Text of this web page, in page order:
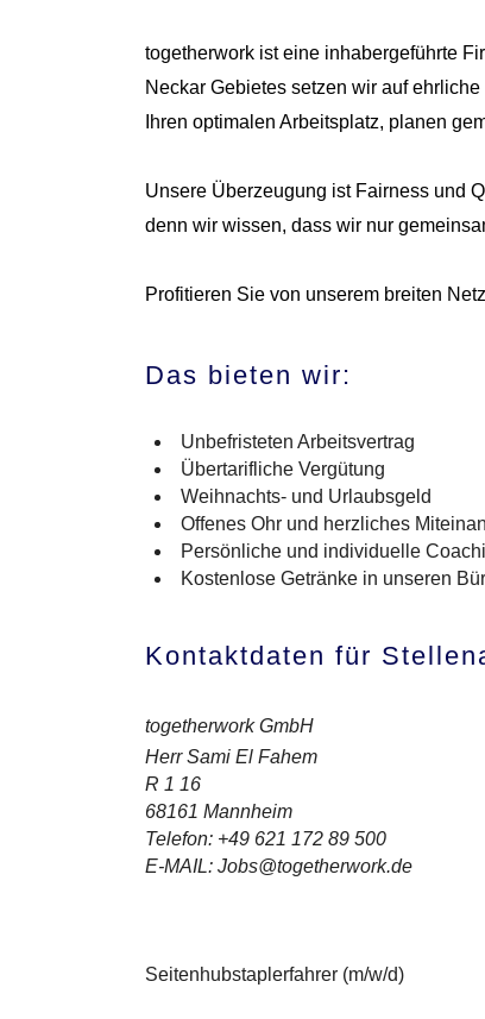
togetherwork ist eine inhabergeführte
Neckar Gebietes setzen wir auf
Ihren optimalen Arbeitsplatz, planen
Unsere Überzeugung ist Fairness und
denn wir wissen, dass wir nur
Profitieren Sie von unserem breiten
Das bieten wir:
Unbefristeten Arbeitsvertrag
Übertarifliche Vergütung
Weihnachts- und Urlaubsgeld
Offenes Ohr und herzliches
Persönliche und individuelle
Kostenlose Getränke in unseren
Kontaktdaten für
togetherwork GmbH
Herr Sami El Fahem
R 1 16
68161 Mannheim
Telefon: +49 621 172 89 500
E-MAIL: Jobs@togetherwork.de
Seitenhubstaplerfahrer (m/w/d)